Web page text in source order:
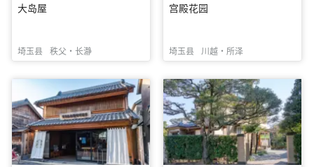
大岛屋
埼玉县 秩父・长瀞
宫殿花园
埼玉县 川越・所泽